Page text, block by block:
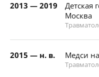
2013 — 2019
Детская
Москва
2015 — н. в. Медси